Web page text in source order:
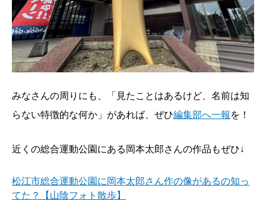
みなさんの周りにも、「見たことはあるけど、名前は知
らない特徴的な何か」があれば、ぜひ編集部へ一報 を！
近くの総合運動公園にある岡本太郎さんの作品もぜひ↓
松江市総合運動公園に岡本太郎さん作の像があるの知っ
てた？【山陰フォト散歩】